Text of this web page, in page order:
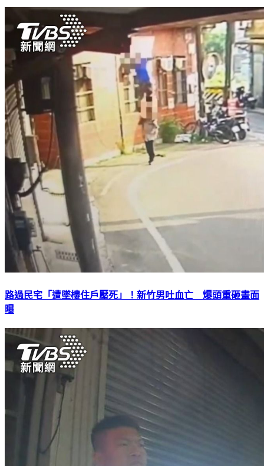
路過民宅「遭墜樓住戶壓死」！新竹男吐血亡 爆頭重砸畫面
曝